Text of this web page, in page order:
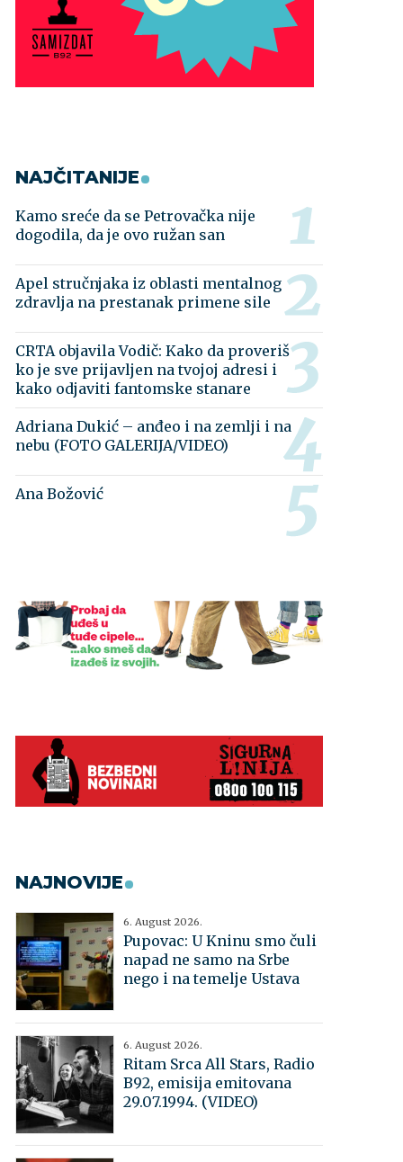
NAJČITANIJE
Kamo sreće da se Petrovačka nije
dogodila, da je ovo ružan san
Apel stručnjaka iz oblasti mentalnog
zdravlja na prestanak primene sile
CRTA objavila Vodič: Kako da proveriš
ko je sve prijavljen na tvojoj adresi i
kako odjaviti fantomske stanare
Adriana Dukić – anđeo i na zemlji i na
nebu (FOTO GALERIJA/VIDEO)
Ana Božović
NAJNOVIJE
6. August 2026.
Pupovac: U Kninu smo čuli
napad ne samo na Srbe
nego i na temelje Ustava
6. August 2026.
Ritam Srca All Stars, Radio
B92, emisija emitovana
29.07.1994. (VIDEO)